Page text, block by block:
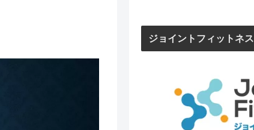
ジョイントフィットネス